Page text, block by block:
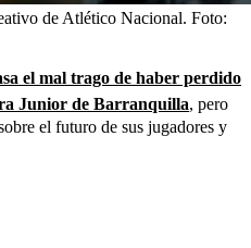
de Atlético Nacional. Foto:
el mal trago de haber perdido
Junior de Barranquilla, pero
el futuro de sus jugadores y